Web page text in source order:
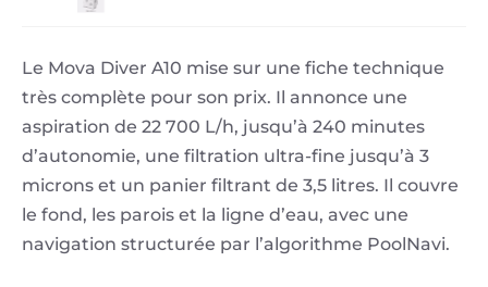
Le Mova Diver A10 mise sur une fiche technique
très complète pour son prix. Il annonce une
aspiration de 22 700 L/h, jusqu’à 240 minutes
d’autonomie, une filtration ultra-fine jusqu’à 3
microns et un panier filtrant de 3,5 litres. Il couvre
le fond, les parois et la ligne d’eau, avec une
navigation structurée par l’algorithme PoolNavi.